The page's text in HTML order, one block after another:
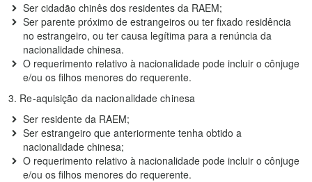
Ser cidadão chinês dos residentes da RAEM;
Ser parente próximo de estrangeiros ou ter fixado residência
no estrangeiro, ou ter causa legítima para a renúncia da
nacionalidade chinesa.
O requerimento relativo à nacionalidade pode incluir o cônjuge
e/ou os filhos menores do requerente.
3. Re-aquisição da nacionalidade chinesa
Ser residente da RAEM;
Ser estrangeiro que anteriormente tenha obtido a
nacionalidade chinesa;
O requerimento relativo à nacionalidade pode incluir o cônjuge
e/ou os filhos menores do requerente.